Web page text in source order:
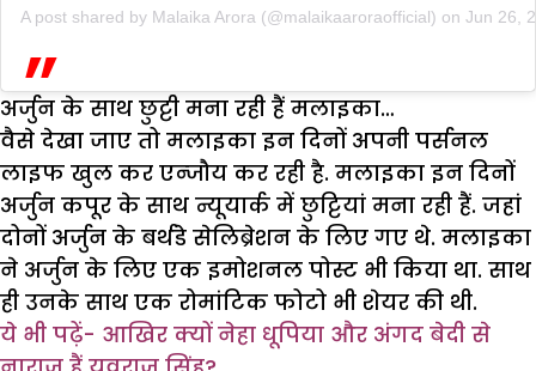
A post shared by Malaika Arora (@malaikaaroraofficial) on Jun 26,
अर्जुन के साथ छुट्टी मना रही हैं मलाइका…
वैसे देखा जाए तो मलाइका इन दिनों अपनी पर्सनल
लाइफ खुल कर एन्जौय कर रही है. मलाइका इन दिनों
अर्जुन कपूर के साथ न्यूयार्क में छुट्टियां मना रही हैं. जहां
दोनों अर्जुन के बर्थडे सेलिब्रेशन के लिए गए थे. मलाइका
ने अर्जुन के लिए एक इमोशनल पोस्ट भी किया था. साथ
ही उनके साथ एक रोमांटिक फोटो भी शेयर की थी.
ये भी पढ़ें- आखिर क्यों नेहा धूपिया और अंगद बेदी से